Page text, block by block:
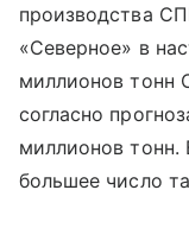
производства
«Северное» в
миллионов тонн
согласно
миллионов тонн.
большее число